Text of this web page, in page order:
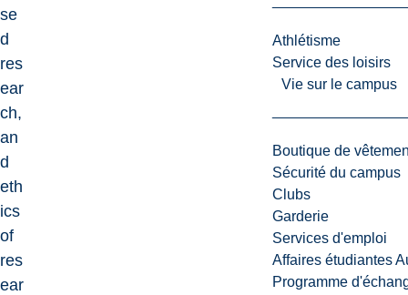
Athlétisme
Service des loisirs
Vie sur le campus
Boutique de
Sécurité du campus
Clubs
Garderie
Services d'emploi
Affaires étudiantes
Programme
se
d
res
ear
ch,
an
d
eth
ics
of
res
ear